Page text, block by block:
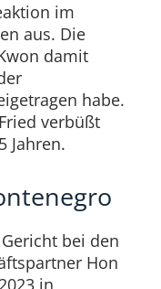
im
aus. Die
damit
habe.
verbüßt
Jahren.
bei den
Hon